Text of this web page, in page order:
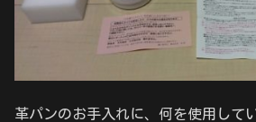
革パンのお手入れに、何を使用して